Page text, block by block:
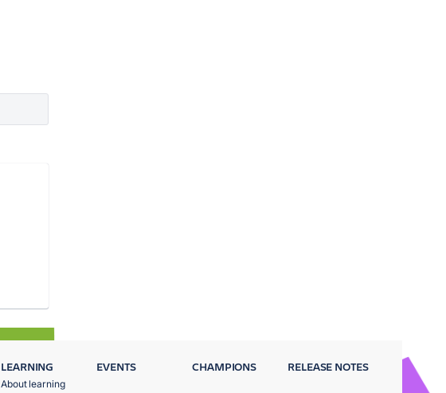
LEARNING
About learning
EVENTS CHAMPIONS RELEASE NOTES